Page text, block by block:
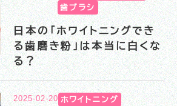
歯ブラシ
日本の「ホワイトニングでき
る歯磨き粉」は本当に白くな
る？
2025-02-20 ホワイトニング